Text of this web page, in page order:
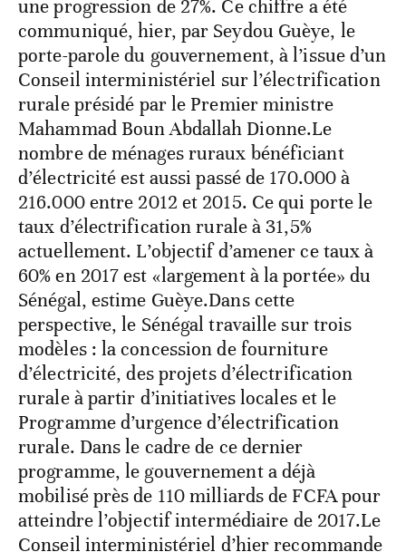
une progression de 27%. Ce chiffre a été
communiqué, hier, par Seydou Guèye, le
porte-parole du gouvernement, à l’issue d’un
Conseil interministériel sur l’électrification
rurale présidé par le Premier ministre
Mahammad Boun Abdallah Dionne.Le
nombre de ménages ruraux bénéficiant
d’électricité est aussi passé de 170.000 à
216.000 entre 2012 et 2015. Ce qui porte le
taux d’électrification rurale à 31,5%
actuellement. L’objectif d’amener ce taux à
60% en 2017 est «largement à la portée» du
Sénégal, estime Guèye.Dans cette
perspective, le Sénégal travaille sur trois
modèles : la concession de fourniture
d’électricité, des projets d’électrification
rurale à partir d’initiatives locales et le
Programme d’urgence d’électrification
rurale. Dans le cadre de ce dernier
programme, le gouvernement a déjà
mobilisé près de 110 milliards de FCFA pour
atteindre l’objectif intermédiaire de 2017.Le
Conseil interministériel d’hier recommande